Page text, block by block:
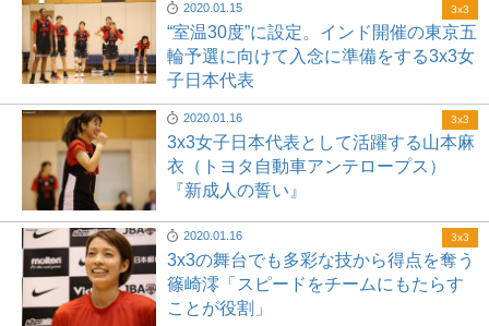
2020.01.15
“室温30度”に設定。インド開催の東京五
輪予選に向けて入念に準備をする3x3女
子日本代表
3x3
2020.01.16
3x3女子日本代表として活躍する山本麻
衣（トヨタ自動車アンテロープス）
『新成人の誓い』
3x3
2020.01.16
3x3の舞台でも多彩な技から得点を奪う
篠崎澪「スピードをチームにもたらす
ことが役割」
3x3